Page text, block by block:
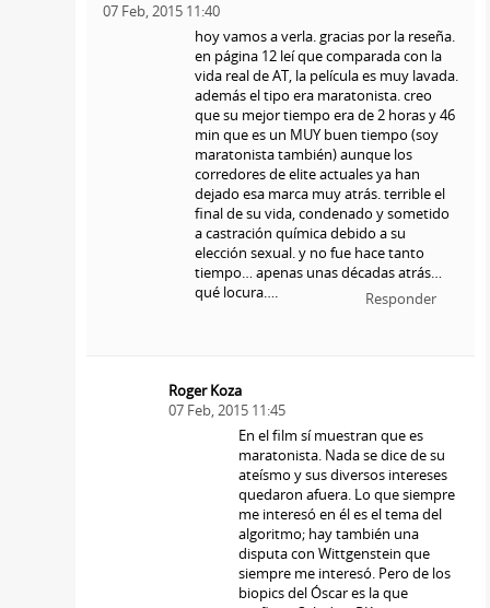
07 Feb, 2015 11:40
hoy vamos a verla. gracias por la reseña.
en página 12 leí que comparada con la
vida real de AT, la película es muy lavada.
además el tipo era maratonista. creo
que su mejor tiempo era de 2 horas y 46
min que es un MUY buen tiempo (soy
maratonista también) aunque los
corredores de elite actuales ya han
dejado esa marca muy atrás. terrible el
final de su vida, condenado y sometido
a castración química debido a su
elección sexual. y no fue hace tanto
tiempo… apenas unas décadas atrás…
qué locura….
Responder
Roger Koza
07 Feb, 2015 11:45
En el film sí muestran que es
maratonista. Nada se dice de su
ateísmo y sus diversos intereses
quedaron afuera. Lo que siempre
me interesó en él es el tema del
algoritmo; hay también una
disputa con Wittgenstein que
siempre me interesó. Pero de los
biopics del Óscar es la que